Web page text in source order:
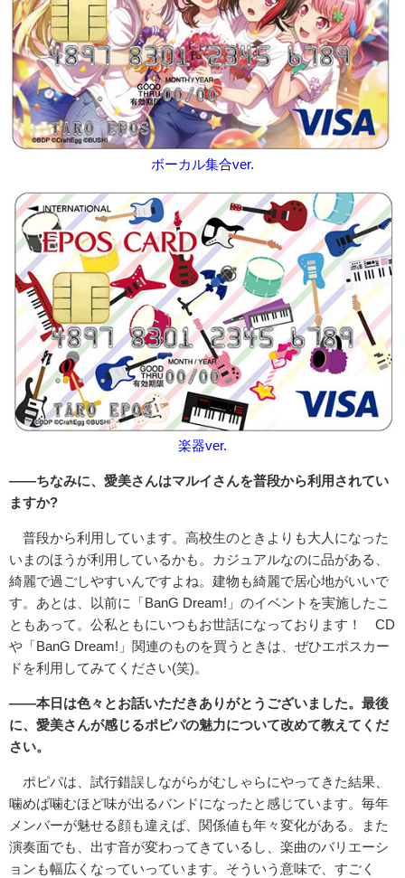
ボーカル集合ver.
楽器ver.
――ちなみに、愛美さんはマルイさんを普段から利用されてい
ますか?
普段から利用しています。高校生のときよりも大人になった
いまのほうが利用しているかも。カジュアルなのに品がある、
綺麗で過ごしやすいんですよね。建物も綺麗で居心地がいいで
す。あとは、以前に「BanG Dream!」のイベントを実施したこ
ともあって。公私ともにいつもお世話になっております！ CD
や「BanG Dream!」関連のものを買うときは、ぜひエポスカー
ドを利用してみてください(笑)。
――本日は色々とお話いただきありがとうございました。最後
に、愛美さんが感じるポピパの魅力について改めて教えてくだ
さい。
ポピパは、試行錯誤しながらがむしゃらにやってきた結果、
噛めば噛むほど味が出るバンドになったと感じています。毎年
メンバーが魅せる顔も違えば、関係値も年々変化がある。また
演奏面でも、出す音が変わってきているし、楽曲のバリエーシ
ョンも幅広くなっていっています。そういう意味で、すごく